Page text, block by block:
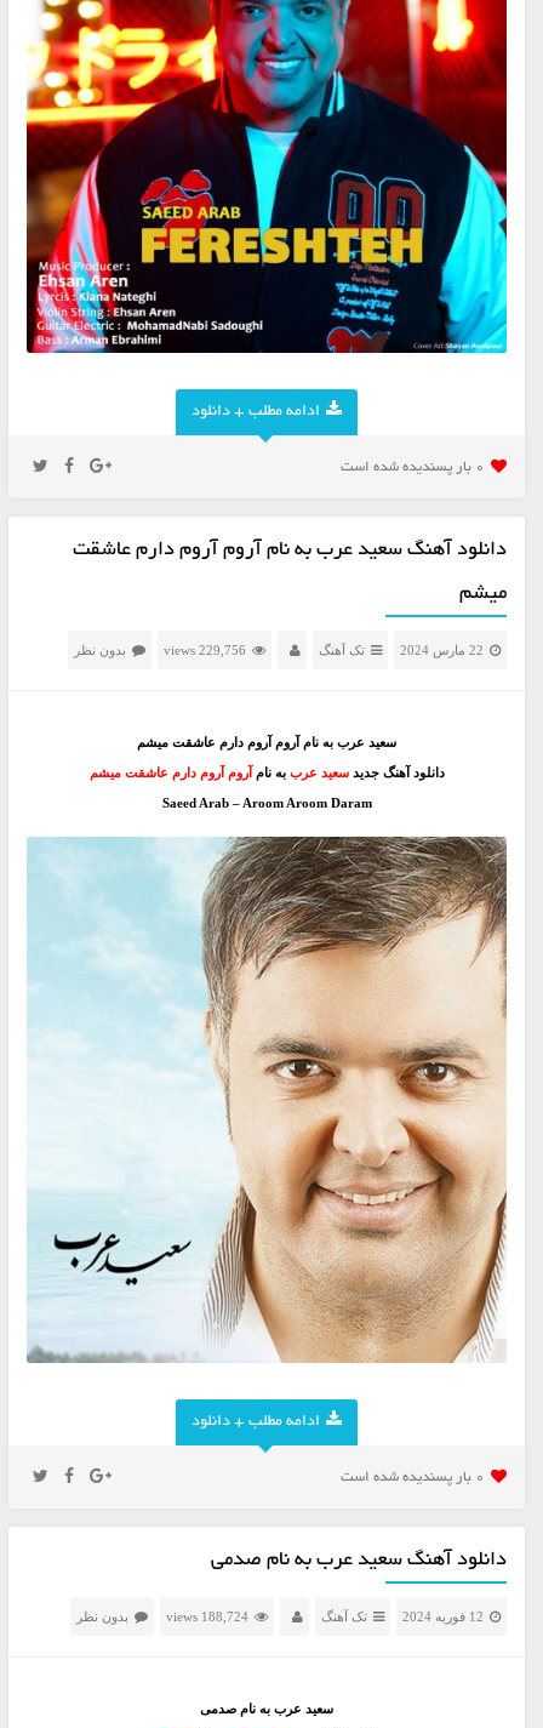
ادامه مطلب + دانلود
0 بار پسنديده شده است
دانلود آهنگ سعید عرب به نام آروم آروم دارم عاشقت
میشم
22 مارس 2024 تک آهنگ 229,756 views بدون نظر
سعید عرب به نام آروم آروم دارم عاشقت میشم
دانلود آهنگ جدید سعید عرب به نامآروم آروم دارم عاشقت میشم
Saeed Arab – Aroom Aroom Daram
ادامه مطلب + دانلود
0 بار پسنديده شده است
دانلود آهنگ سعید عرب به نام صدمی
12 فوریه 2024 تک آهنگ 188,724 views بدون نظر
سعید عرب به نام صدمی